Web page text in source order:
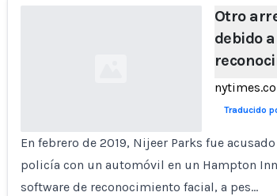
Otro
debido
Traducido
En febrero de 2019, Nijeer Parks fue
policía con un automóvil en un Hampton
software de reconocimiento facial, a pes…